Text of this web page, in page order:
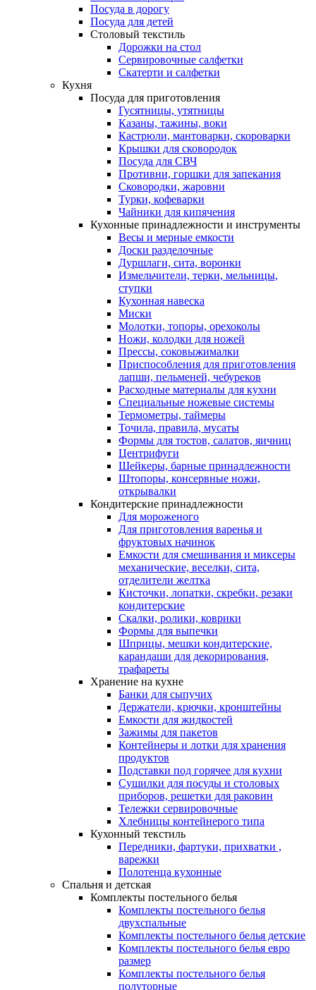
Посуда в дорогу
Посуда для детей
Столовый текстиль
Дорожки на стол
Сервировочные салфетки
Скатерти и салфетки
Кухня
Посуда для приготовления
Гусятницы, утятницы
Казаны, тажины, воки
Кастрюли, мантоварки, скороварки
Крышки для сковородок
Посуда для СВЧ
Противни, горшки для запекания
Сковородки, жаровни
Турки, кофеварки
Чайники для кипячения
Кухонные принадлежности и инструменты
Весы и мерные емкости
Доски разделочные
Дуршлаги, сита, воронки
Измельчители, терки, мельницы,
ступки
Кухонная навеска
Миски
Молотки, топоры, орехоколы
Ножи, колодки для ножей
Прессы, соковыжималки
Приспособления для приготовления
лапши, пельменей, чебуреков
Расходные материалы для кухни
Специальные ножевые системы
Термометры, таймеры
Точила, правила, мусаты
Формы для тостов, салатов, яичниц
Центрифуги
Шейкеры, барные принадлежности
Штопоры, консервные ножи,
открывалки
Кондитерские принадлежности
Для мороженого
Для приготовления варенья и
фруктовых начинок
Емкости для смешивания и миксеры
механические, веселки, сита,
отделители желтка
Кисточки, лопатки, скребки, резаки
кондитерские
Скалки, ролики, коврики
Формы для выпечки
Шприцы, мешки кондитерские,
карандаши для декорирования,
трафареты
Хранение на кухне
Банки для сыпучих
Держатели, крючки, кронштейны
Емкости для жидкостей
Зажимы для пакетов
Контейнеры и лотки для хранения
продуктов
Подставки под горячее для кухни
Сушилки для посуды и столовых
приборов, решетки для раковин
Тележки сервировочные
Хлебницы контейнерого типа
Кухонный текстиль
Передники, фартуки, прихватки ,
варежки
Полотенца кухонные
Спальня и детская
Комплекты постельного белья
Комплекты постельного белья
двухспальные
Комплекты постельного белья детские
Комплекты постельного белья евро
размер
Комплекты постельного белья
полуторные